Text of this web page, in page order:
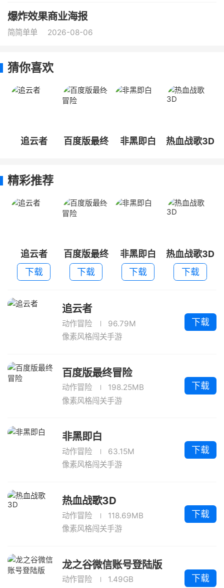
爆炸效果商业海报
简简单单 2026-08-06
猜你喜欢
追云者
百度版最终
非黑即白 热血战歌3D
精彩推荐
追云者
下载
百度版最终
冒险
下载
非黑即白
下载
热血战歌3D
下载
追云者
动作冒险
96.79M
像素风格闯关手游
下载
百度版最终冒险
动作冒险
198.25MB
像素风格闯关手游
下载
非黑即白
动作冒险
63.15M
像素风格闯关手游
下载
热血战歌3D
动作冒险
118.69MB
像素风格闯关手游
下载
龙之谷微信账号登陆版
动作冒险
1.49GB
下载